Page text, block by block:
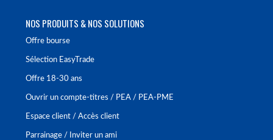
NOS PRODUITS & NOS SOLUTIONS
Offre bourse
Sélection EasyTrade
Offre 18-30 ans
Ouvrir un compte-titres / PEA / PEA-PME
Espace client / Accès client
Parrainage / Inviter un ami